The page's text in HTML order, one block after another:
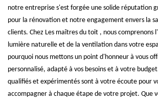
notre entreprise s'est forgée une solide réputation
pour la rénovation et notre engagement envers la
clients. Chez Les maîtres du toit , nous comprenons
lumière naturelle et de la ventilation dans votre
pourquoi nous mettons un point d'honneur à vous
personnalisé, adapté à vos besoins et à votre
qualifiés et expérimentés sont à votre écoute pour
accompagner à chaque étape de votre projet. Que